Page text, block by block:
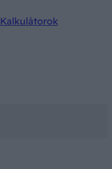
Kalkulátorok